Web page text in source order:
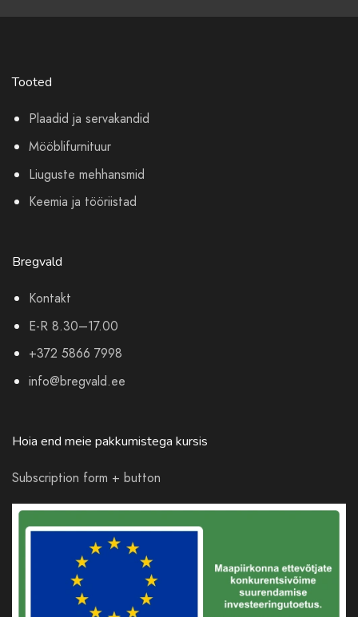
Tooted
Plaadid ja servakandid
Mööblifurnituur
Liuguste mehhansmid
Keemia ja tööriistad
Bregvald
Kontakt
E-R 8.30–17.00
+372 5866 7998
info@bregvald.ee
Hoia end meie pakkumistega kursis
Subscription form + button